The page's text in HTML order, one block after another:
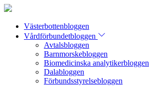
Västerbottenbloggen
Vårdförbundetbloggen
Avtalsbloggen
Barnmorskebloggen
Biomedicinska analytikerbloggen
Dalabloggen
Förbundsstyrelsebloggen